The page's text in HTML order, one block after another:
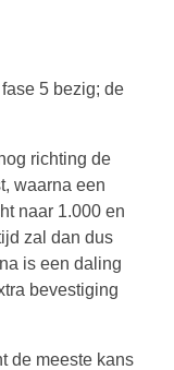
5 bezig; de
richting de
waarna een
naar 1.000 en
zal dan dus
is een daling
bevestiging
de meeste kans